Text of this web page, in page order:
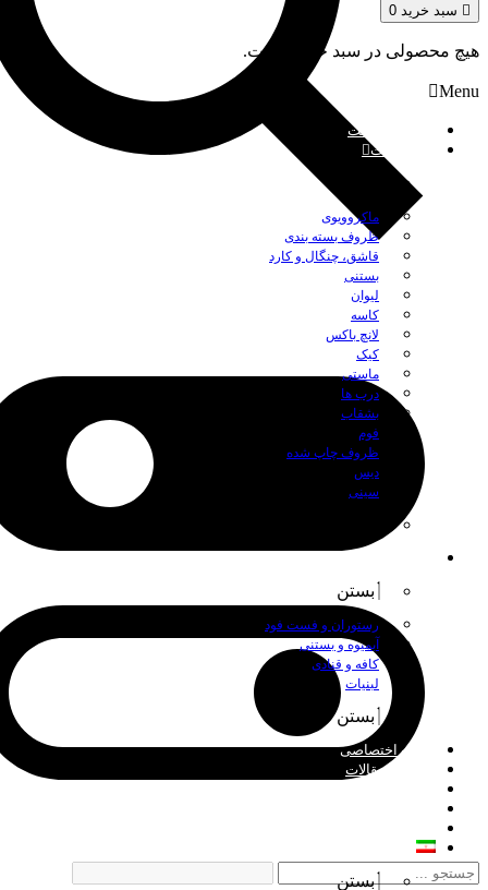
سبد خرید 0
هیچ محصولی در سبد خرید نیست.
Menu
صفحه نخست
محصولات
ماکروویوی
ظروف بسته بندی
قاشق، چنگال و کارد
بستنی
لیوان
کاسه
لانچ باکس
کیک
ماستی
درب ها
بشقاب
فوم
ظروف چاپ شده
دیس
سینی
بستن
رستوران و فست فود
آبمیوه و بستنی
کافه و قنادی
لبنیات
بستن
چاپ اختصاصی
اخبار و مقالات
بستن